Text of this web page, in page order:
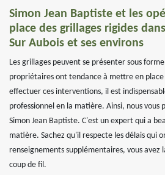
Simon Jean Baptiste et les
place des grillages rigides
Sur Aubois et ses environs
Les grillages peuvent se présenter sous
propriétaires ont tendance à mettre en place
effectuer ces interventions, il est
professionnel en la matière. Ainsi, nous vous
Simon Jean Baptiste. C'est un expert qui a
matière. Sachez qu'il respecte les délais qui
renseignements supplémentaires, vous avez
coup de fil.